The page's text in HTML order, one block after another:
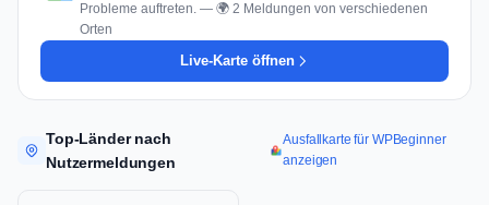
Probleme auftreten. — 🌍 2 Meldungen von verschiedenen
Orten
Live-Karte öffnen
Top-Länder nach
Nutzermeldungen
Ausfallkarte für WPBeginner
anzeigen